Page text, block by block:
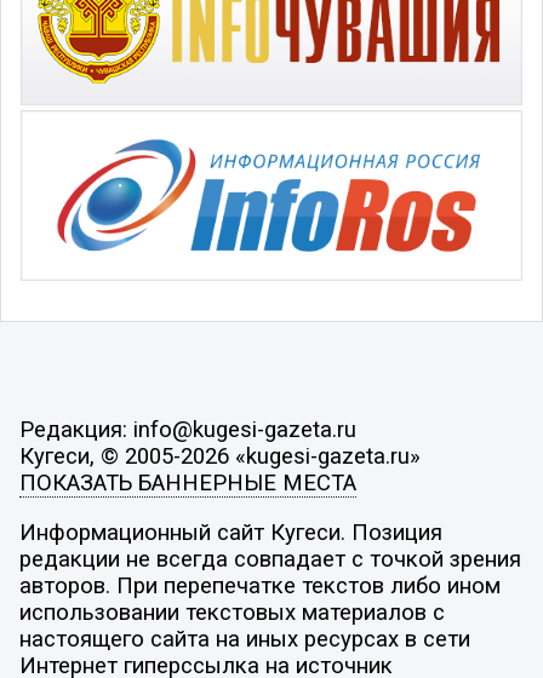
Редакция: info@kugesi-gazeta.ru
Кугеси, © 2005-2026 «kugesi-gazeta.ru»
ПОКАЗАТЬ БАННЕРНЫЕ МЕСТА
Информационный сайт Кугеси. Позиция
редакции не всегда совпадает с точкой зрения
авторов. При перепечатке текстов либо ином
использовании текстовых материалов с
настоящего сайта на иных ресурсах в сети
Интернет гиперссылка на источник